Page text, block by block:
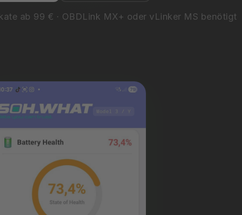
ab 99 € · OBDLink MX+ oder vLinker MS benötigt